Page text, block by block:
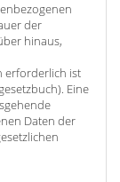
der
hinaus,
erforderlich ist
Eine
Daten der